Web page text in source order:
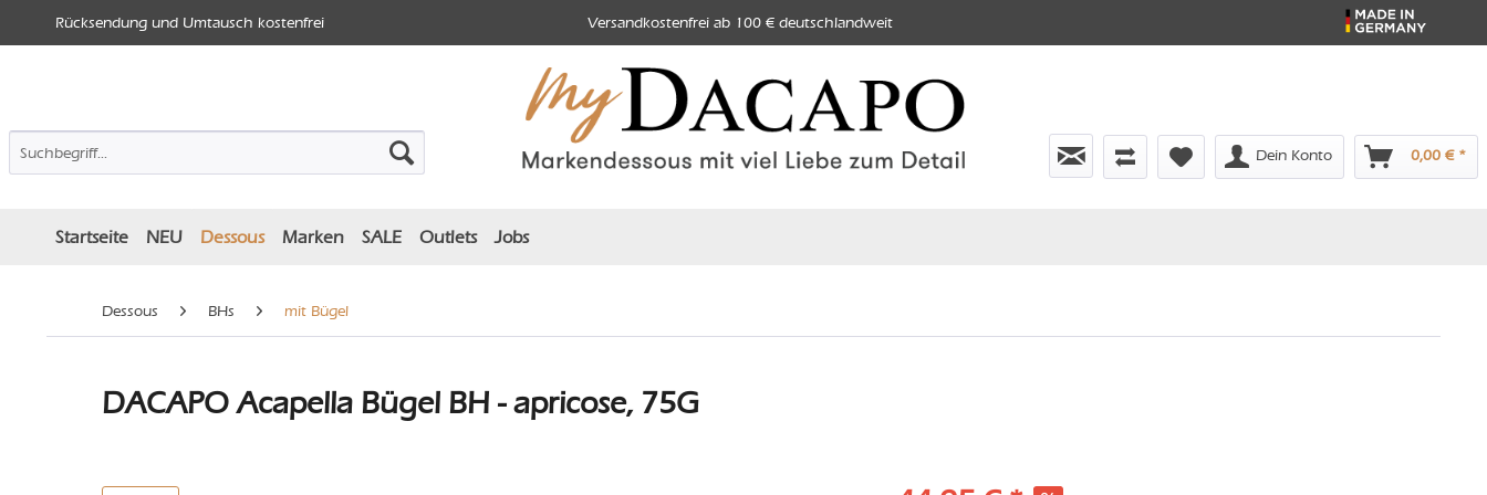
Rücksendung und Umtausch kostenfrei Versandkostenfrei ab 100 € deutschlandweit
Dein Konto 0,00 € *
Startseite NEU Dessous Marken SALE Outlets Jobs
Dessous BHs mit Bügel
DACAPO Acapella Bügel BH - apricose, 75G